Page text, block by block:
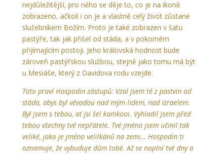
nejdůležitější, pro něho se děje to, co je na ikoně
zobrazeno, ačkoli i on je a vlastně celý život zůstane
služebníkem Božím. Proto je také zobrazen v šatu
pastýře, tak jak přišel od stáda, a v pokorném
přijímajícím postoji. Jeho královská hodnost bude
zároveň pastýřskou službou, stejně jako tomu má být
u Mesiáše, který z Davidova rodu vzejde.
Toto praví Hospodin zástupů: Vzal jsem tě z pastvin od
stáda, abys byl vévodou nad mým lidem, nad Izraelem.
Byl jsem s tebou, ať jsi šel kamkooi. Vyhladil jsem před
tebou všechny tvé nepřátele. Tvé jméno jsem učinil tak
veliké, jako je jméno velilkánů na zemi… Hospodin ti
oznamuje, že vybuduje dům tobě. Až se naplní tvé dny a